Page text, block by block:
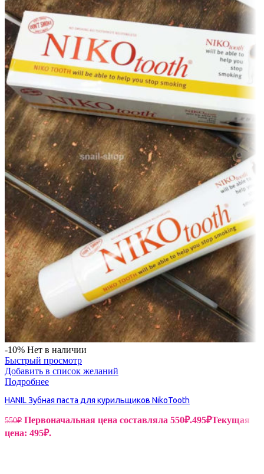
-10% Нет в наличии
Быстрый просмотр
Добавить в список желаний
Подробнее
HANIL Зубная паста для курильщиков NikoTooth
550₽ Первоначальная цена составляла 550₽.495₽Текущая
цена: 495₽.